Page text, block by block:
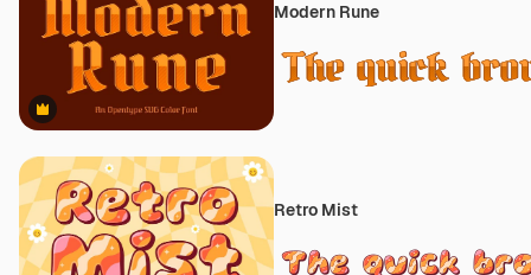
Premium
Modern Rune
Retro Mist